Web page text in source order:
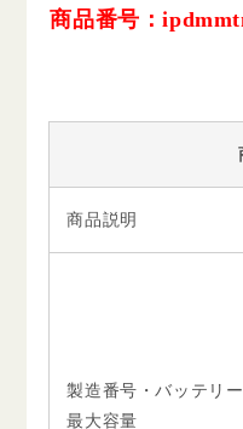
商品番号：
商品説明
製造番号・バッテリー
最大容量